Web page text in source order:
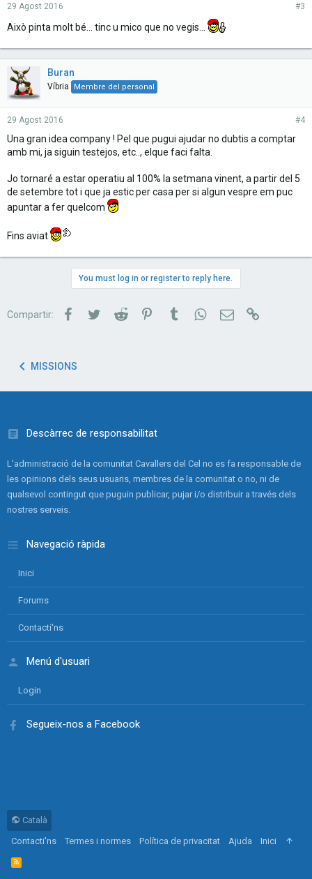
29 Agost 2016 #3
Això pinta molt bé... tinc u mico que no vegis...
Buran
Víbria Membre del personal
29 Agost 2016 #4
Una gran idea company ! Pel que pugui ajudar no dubtis a comptar
amb mi, ja siguin testejos, etc.., elque faci falta.
Jo tornaré a estar operatiu al 100% la setmana vinent, a partir del 5
de setembre tot i que ja estic per casa per si algun vespre em puc
apuntar a fer quelcom
Fins aviat
You must log in or register to reply here.
Compartir: FacebookTwitterReddit PinterestTumblrWhatsAppCorreu electrònic
MISSIONS
Descàrrec de responsabilitat
L'administració de la comunitat Cavallers del Cel no es fa responsable de
les opinions dels seus usuaris, membres de la comunitat o no, ni de
qualsevol contingut que puguin publicar, pujar i/o distribuir a través dels
nostres serveis.
Navegació ràpida
Inici
Forums
Contacti'ns
Menú d'usuari
Login
Segueix-nos a Facebook
Català
Contacti'ns
Termes i normes Política de privacitat Ajuda Inici
R
S